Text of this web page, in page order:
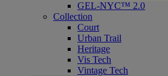
GEL-NYC™ 2.0
Collection
Court
Urban Trail
Heritage
Vis Tech
Vintage Tech